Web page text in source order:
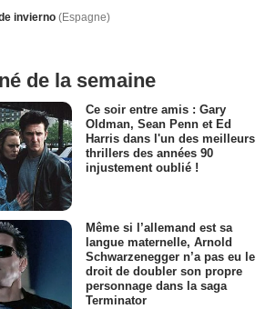
invierno (Espagne)
de la semaine
Ce soir entre amis : Gary
Oldman, Sean Penn et Ed
Harris dans l'un des meilleurs
thrillers des années 90
injustement oublié !
Même si l’allemand est sa
langue maternelle, Arnold
Schwarzenegger n’a pas eu le
droit de doubler son propre
personnage dans la saga
Terminator